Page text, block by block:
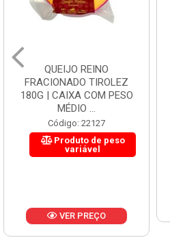
QUEIJO REINO
FRACIONADO TIROLEZ
180G | CAIXA COM PESO
MÉDIO ...
Código: 22127
Produto de peso
variável
VER PREÇO